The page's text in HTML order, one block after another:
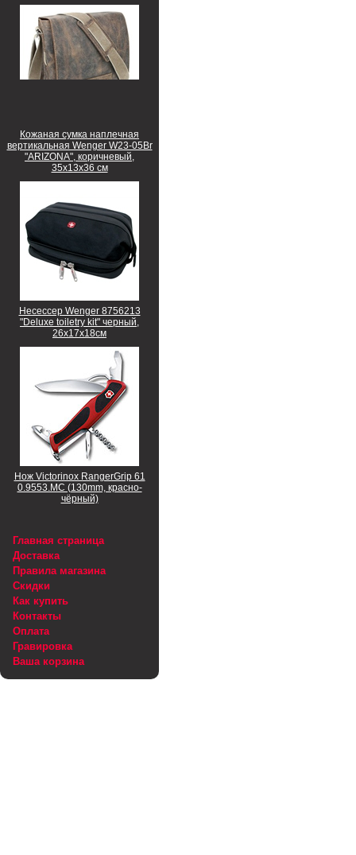
Кожаная сумка наплечная
вертикальная Wenger W23-05Br
"ARIZONA", коричневый,
35х13х36 см
Несессер Wenger 8756213
"Deluxe toiletry kit" черный,
26х17х18см
Нож Victorinox RangerGrip 61
0.9553.MC (130mm, красно-
чёрный)
Главная страница
Доставка
Правила магазина
Скидки
Как купить
Контакты
Оплата
Гравировка
Ваша корзина